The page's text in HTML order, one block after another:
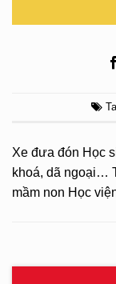
Xe đưa đón Học
khoá, dã ngoại…
mầm non Học